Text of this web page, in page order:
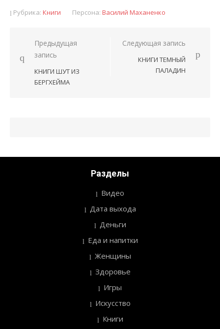
Рубрика: Книги Персона: Василий Маханенко
Навигация
записям
Предыдущая
запись
КНИГИ ШУТ ИЗ
БЕРГХЕЙМА
Следующая запись
КНИГИ ТЕМНЫЙ
ПАЛАДИН
Разделы
Видео
Дата выхода
Деньги
Еда и напитки
Женщины
Здоровье
Игры
Искусство
Книги